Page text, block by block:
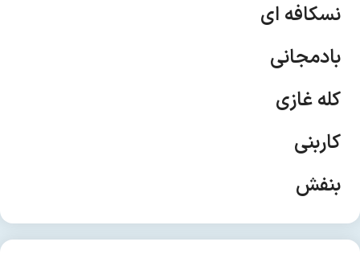
نسکافه ای
بادمجانی
کله غازی
کاربنی
بنفش